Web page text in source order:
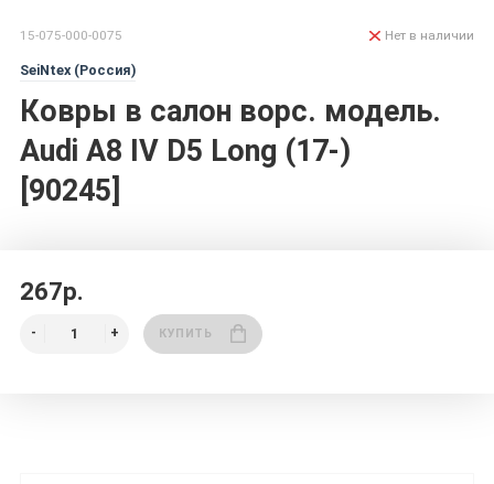
15-075-000-0075
SeiNtex (Россия)
Ковры в салон ворс. модель.
Audi A8 IV D5 Long (17-)
[90245]
Нет в наличии
267р.
КУПИТЬ